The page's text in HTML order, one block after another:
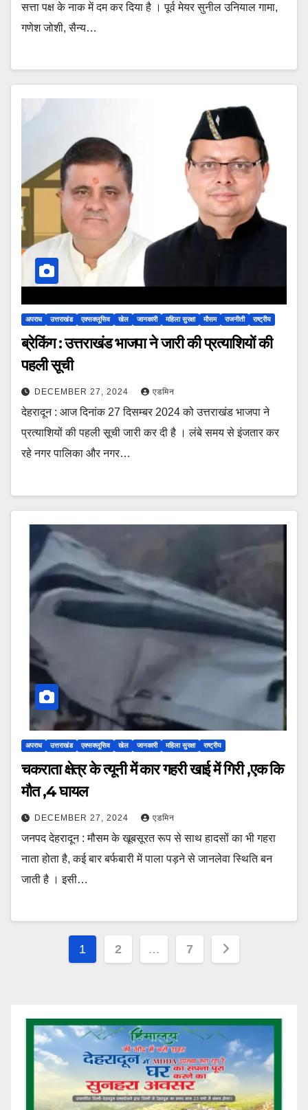
सत्ता पक्ष के नाक में दम कर दिया है । पूर्व मेयर सुनील उनियाल गामा,
गणेश जोशी, सैन्य…
अपराध उत्तराखंड एक्सक्लूसिव खेल जानकारी महिला सुरक्षा मौसम राजनीती राष्ट्रीय
ब्रेकिंग : उत्तराखंड भाजपा ने जारी की प्रत्याशियों की
पहली सूची
DECEMBER 27, 2024 एडमिन
देहरादून : आज दिनांक 27 दिसम्बर 2024 को उत्तराखंड भाजपा ने
प्रत्याशियों की पहली सूची जारी कर दी है । लंबे समय से इंजतार कर
रहे नगर पालिका और नगर…
अपराध उत्तराखंड एक्सक्लूसिव खेल जानकारी महिला सुरक्षा राष्ट्रीय
चकराता क्षेत्र के त्यूनी में कार गहरी खाई में गिरी ,एक कि
मौत ,4 घायल
DECEMBER 27, 2024 एडमिन
जनपद देहरादून : मौसम के खूबसूरत रूप से साथ हादसों का भी गहरा
नाता होता है, कई बार बर्फबारी में पाला पड़ने से जानलेवा स्थिति बन
जाती है । इसी…
Posts
1 2 … 7